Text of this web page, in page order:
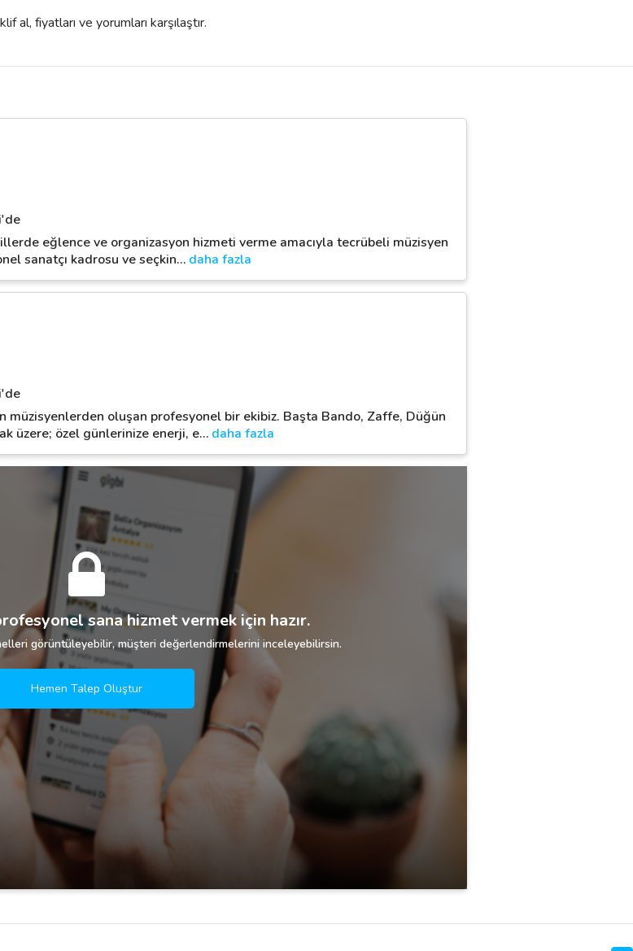
al, fiyatları ve yorumları karşılaştır.
eğlence ve organizasyon hizmeti verme amacıyla tecrübeli müzisyen
sanatçı kadrosu ve seçkin… daha fazla
müzisyenlerden oluşan profesyonel bir ekibiz. Başta Bando, Zaffe, Düğün
üzere; özel günlerinize enerji, e… daha fazla
sana hizmet vermek için hazır.
görüntüleyebilir, müşteri değerlendirmelerini inceleyebilirsin.
Hemen Talep Oluştur